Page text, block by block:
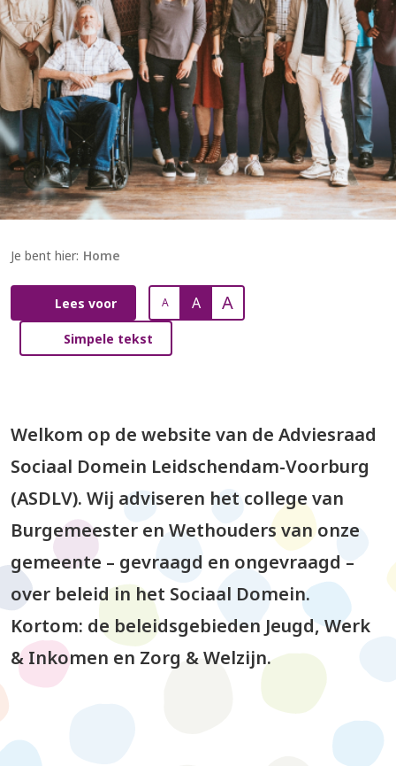
Je bent hier: Home
Lees voor A A A
Simpele tekst
Welkom op de website van de Adviesraad
Sociaal Domein Leidschendam-Voorburg
(ASDLV). Wij adviseren het college van
Burgemeester en Wethouders van onze
gemeente – gevraagd en ongevraagd –
over beleid in het Sociaal Domein.
Kortom: de beleidsgebieden Jeugd, Werk
& Inkomen en Zorg & Welzijn.